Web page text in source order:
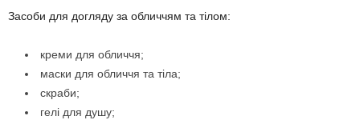
Засоби для догляду за обличчям та тілом:
креми для обличчя;
маски для обличчя та тіла;
скраби;
гелі для душу;